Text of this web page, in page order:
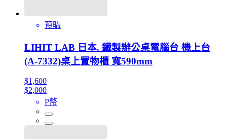
預購
LIHIT LAB 日本. 鐵製辦公桌電腦台 機上台
(A-7332)桌上置物櫃 寬590mm
$1,600
$2,000
P幣